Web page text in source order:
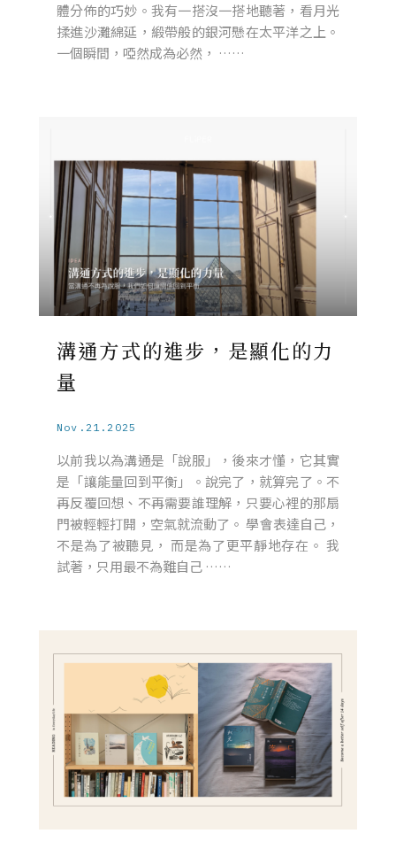
體分佈的巧妙。我有一搭沒一搭地聽著，看月光
揉進沙灘綿延，緞帶般的銀河懸在太平洋之上。
一個瞬間，啞然成為必然， ……
溝通方式的進步，是顯化的力
量
Nov.21.2025
以前我以為溝通是「說服」，後來才懂，它其實
是「讓能量回到平衡」。說完了，就算完了。不
再反覆回想、不再需要誰理解，只要心裡的那扇
門被輕輕打開，空氣就流動了。 學會表達自己，
不是為了被聽見， 而是為了更平靜地存在。 我
試著，只用最不為難自己 ……